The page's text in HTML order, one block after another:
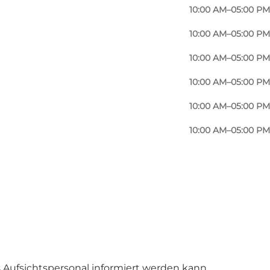
10:00 AM–05:00 PM
10:00 AM–05:00 PM
10:00 AM–05:00 PM
10:00 AM–05:00 PM
10:00 AM–05:00 PM
10:00 AM–05:00 PM
Künstler werden wichtige
des Möbels von der Gotik bis zum
Eindruck von der Kunstfertigkeit des
insbesondere die Holzskulpturen von